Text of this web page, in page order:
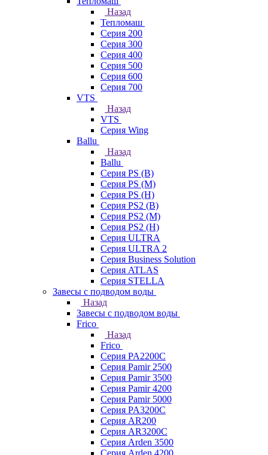
Назад
Тепломаш
Серия 200
Серия 300
Серия 400
Серия 500
Серия 600
Серия 700
VTS
Назад
VTS
Серия Wing
Ballu
Назад
Ballu
Серия PS (B)
Серия PS (M)
Серия PS (H)
Серия PS2 (B)
Серия PS2 (M)
Серия PS2 (H)
Серия ULTRA
Серия ULTRA 2
Серия Business Solution
Серия ATLAS
Серия STELLA
Завесы с подводом воды
Назад
Завесы с подводом воды
Frico
Назад
Frico
Серия PA2200C
Серия Pamir 2500
Серия Pamir 3500
Серия Pamir 4200
Серия Pamir 5000
Серия PA3200C
Серия AR200
Серия AR3200C
Серия Arden 3500
Серия Arden 4200